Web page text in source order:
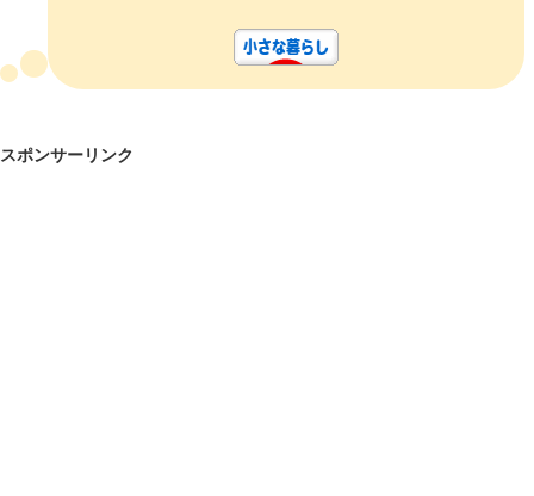
スポンサーリンク